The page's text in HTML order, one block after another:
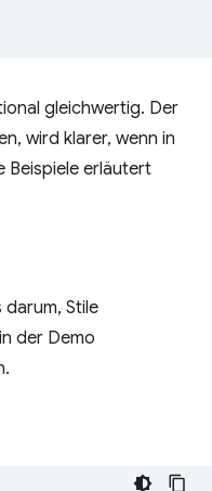
gleichwertig. Der
wird klarer, wenn in
Beispiele erläutert
darum, Stile
der Demo